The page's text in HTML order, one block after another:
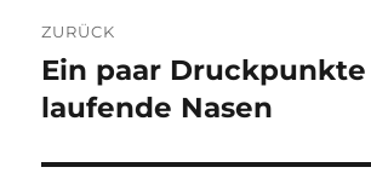
ZURÜCK
Vorheriger
Beitrag:
Ein paar
laufende Nasen